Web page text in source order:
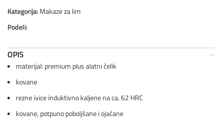
Kategorija:Makaze za lim
Podeli:
OPIS
materijal: premium plus alatni čelik
kovane
rezne ivice induktivno kaljene na ca. 62 HRC
kovane, potpuno poboljšane i ojačane